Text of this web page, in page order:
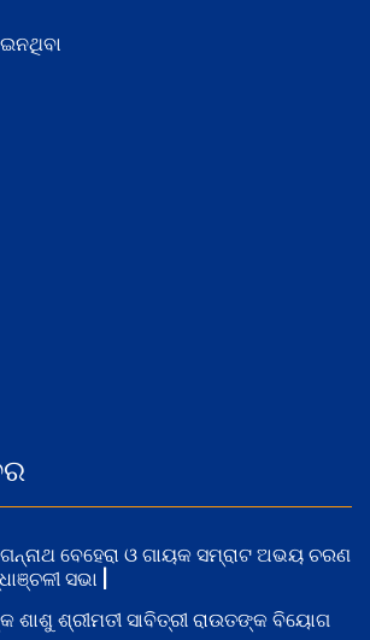
ବେହେରା ଓ ଗାୟକ ସମ୍ରାଟ ଅଭୟ ଚରଣ
ସଭା |
ଶାଶୁ ଶ୍ରୀମତୀ ସାବିତ୍ରୀ ରାଉତଙ୍କ ବିୟୋଗ